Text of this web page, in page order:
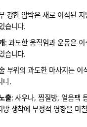
강한 압박은 새로 이식된 지
습니다.
: 과도한 움직임과 운동은 이
습니다.
부위의 과도한 마사지는 이
다.
출: 사우나, 찜질방, 얼음팩
생착에 부정적 영향을 미